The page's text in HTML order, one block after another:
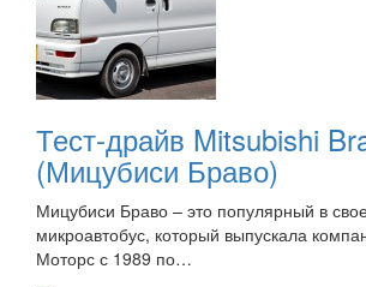
Тест-драйв Mitsubishi
(Мицубиси Браво)
Мицубиси Браво – это популярный в
микроавтобус, который выпускала
Моторс с 1989 по…